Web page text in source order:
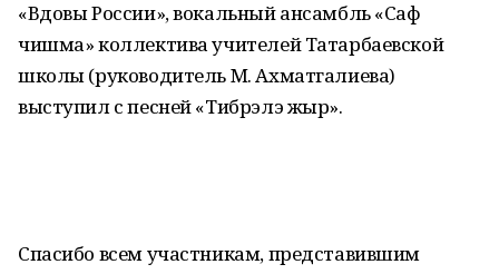
«Вдовы России», вокальный ансамбль «Саф
чишма» коллектива учителей Татарбаевской
школы (руководитель М. Ахматгалиева)
выступил с песней «Тибрэлэ жыр».
Спасибо всем участникам, представившим